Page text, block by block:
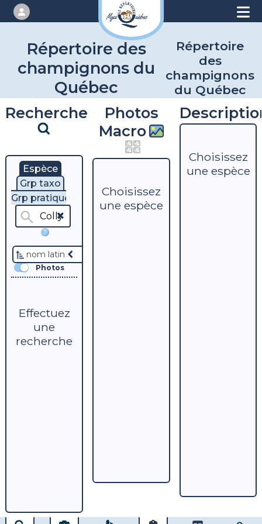
Répertoire des
champignons du
Québec
Répertoire
des
champignons
du Québec
Recherche
Espèce
Grp taxo
Grp pratique
?
nom latin
Photos
Effectuez
une
recherche
Photos
Macro
Choisissez
une espèce
Choisissez
une espèce